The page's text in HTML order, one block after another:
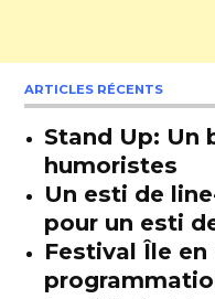
ARTICLES RÉCENTS
Stand Up: Un
humoristes
Un esti de
pour un esti
Festival Île